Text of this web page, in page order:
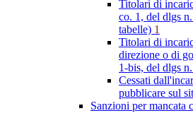
Titolari di
co. 1, del dlgs
tabelle) 1
Titolari di
direzione o di
1-bis, del dlgs
Cessati
pubblicare sul
Sanzioni per mancata